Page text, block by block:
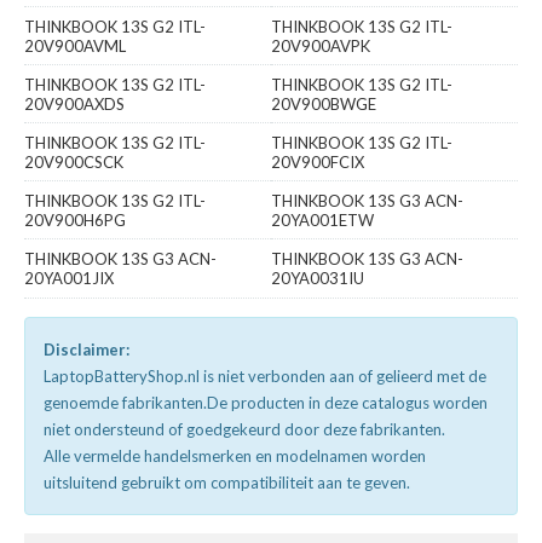
THINKBOOK 13S G2 ITL-
20V900AVML
THINKBOOK 13S G2 ITL-
20V900AVPK
THINKBOOK 13S G2 ITL-
20V900AXDS
THINKBOOK 13S G2 ITL-
20V900BWGE
THINKBOOK 13S G2 ITL-
20V900CSCK
THINKBOOK 13S G2 ITL-
20V900FCIX
THINKBOOK 13S G2 ITL-
20V900H6PG
THINKBOOK 13S G3 ACN-
20YA001ETW
THINKBOOK 13S G3 ACN-
20YA001JIX
THINKBOOK 13S G3 ACN-
20YA0031IU
Disclaimer:
LaptopBatteryShop.nl is niet verbonden aan of gelieerd met de
genoemde fabrikanten.De producten in deze catalogus worden
niet ondersteund of goedgekeurd door deze fabrikanten.
Alle vermelde handelsmerken en modelnamen worden
uitsluitend gebruikt om compatibiliteit aan te geven.